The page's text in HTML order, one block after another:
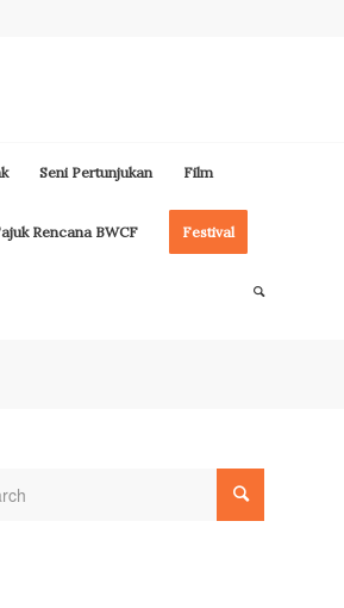
Seni Pertunjukan Film
Rencana BWCF Festival